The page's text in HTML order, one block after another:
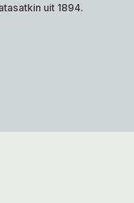
uit 1894.